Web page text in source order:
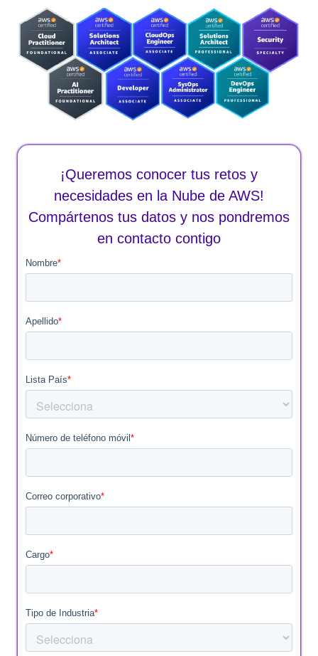
¡Queremos conocer tus retos y
necesidades en la Nube de AWS!
Compártenos tus datos y nos pondremos
en contacto contigo